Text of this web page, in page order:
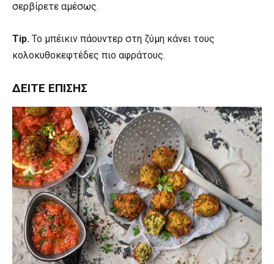
σερβίρετε αμέσως.
Tip. Το μπέικιν πάουντερ στη ζύμη κάνει τους
κολοκυθοκεφτέδες πιο αφράτους.
ΔΕΊΤΕ ΕΠΊΣΗΣ